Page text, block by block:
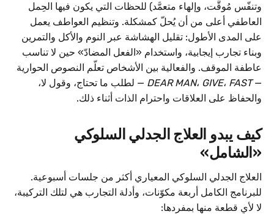
وتنفّس مُوقَّت، وإلهاء متعمَّد) للحظات التي يكون فيها الحِمل
العاطفي أعلى من أن يُحلّ كمشكلة. وتنظيم العواطف يعمل
على المدى الأطول: تقليل الهشاشة عبر النوم والأكل والتمرين
وبناء تجارب إيجابية، واستخدام «الفعل المضادّ» حين لا تناسب
عاطفة الموقف. والفعالية بين الأشخاص تعلّم النصوص الحوارية
—
DEAR MAN، GIVE، FAST
— لطلب ما تحتاج، وقول لا،
والحفاظ على العلاقات واحترام الذات أثناء ذلك.
كيف يبدو العلاج الجدلي السلوكي
«الشامل»
العلاج الجدلي السلوكي المعياري أكثر من جلسات أسبوعية.
للبرنامج الكامل أربعة مكوّنات، وأدلة التجارب هي لتلك التركيبة،
لا لأي قطعة منها بمفردها: